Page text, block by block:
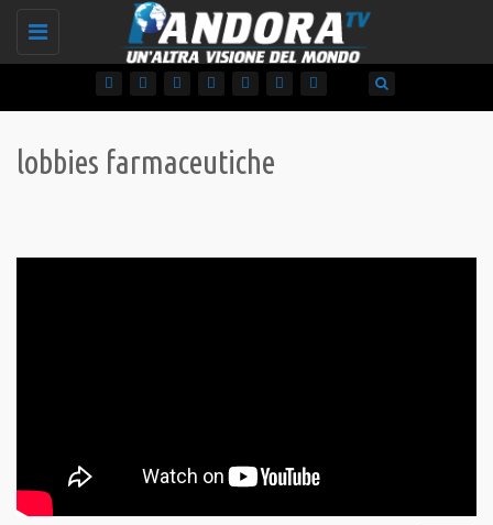
Toggle
lobbies farmaceutiche